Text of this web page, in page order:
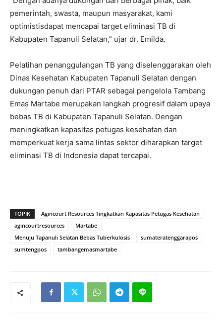
pemerintah, swasta, maupun masyarakat, kami
optimistisdapat mencapai target eliminasi TB di
Kabupaten Tapanuli Selatan,” ujar dr. Emilda.
Pelatihan penanggulangan TB yang diselenggarakan oleh
Dinas Kesehatan Kabupaten Tapanuli Selatan dengan
dukungan penuh dari PTAR sebagai pengelola Tambang
Emas Martabe merupakan langkah progresif dalam upaya
bebas TB di Kabupaten Tapanuli Selatan. Dengan
meningkatkan kapasitas petugas kesehatan dan
memperkuat kerja sama lintas sektor diharapkan target
eliminasi TB di Indonesia dapat tercapai.
TOPIK
Agincourt Resources Tingkatkan Kapasitas Petugas Kesehatan
agincourtresources
Martabe
Menuju Tapanuli Selatan Bebas Tuberkulosis
sumateratenggarapos
sumtengpos
tambangemasmartabe